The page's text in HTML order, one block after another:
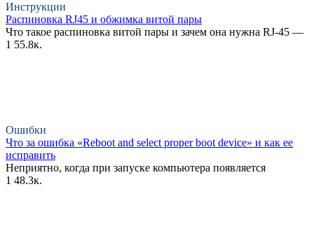
Инструкции
Распиновка RJ45 и обжимка витой пары
Что такое распиновка витой пары и зачем она нужна RJ-45 —
1 55.8к.
Ошибки
Что за ошибка «Reboot and select proper boot device» и как ее
исправить
Неприятно, когда при запуске компьютера появляется
1 48.3к.